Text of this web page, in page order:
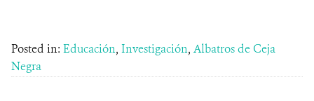
Posted in: Educación, Investigación, Albatros de Ceja
Negra